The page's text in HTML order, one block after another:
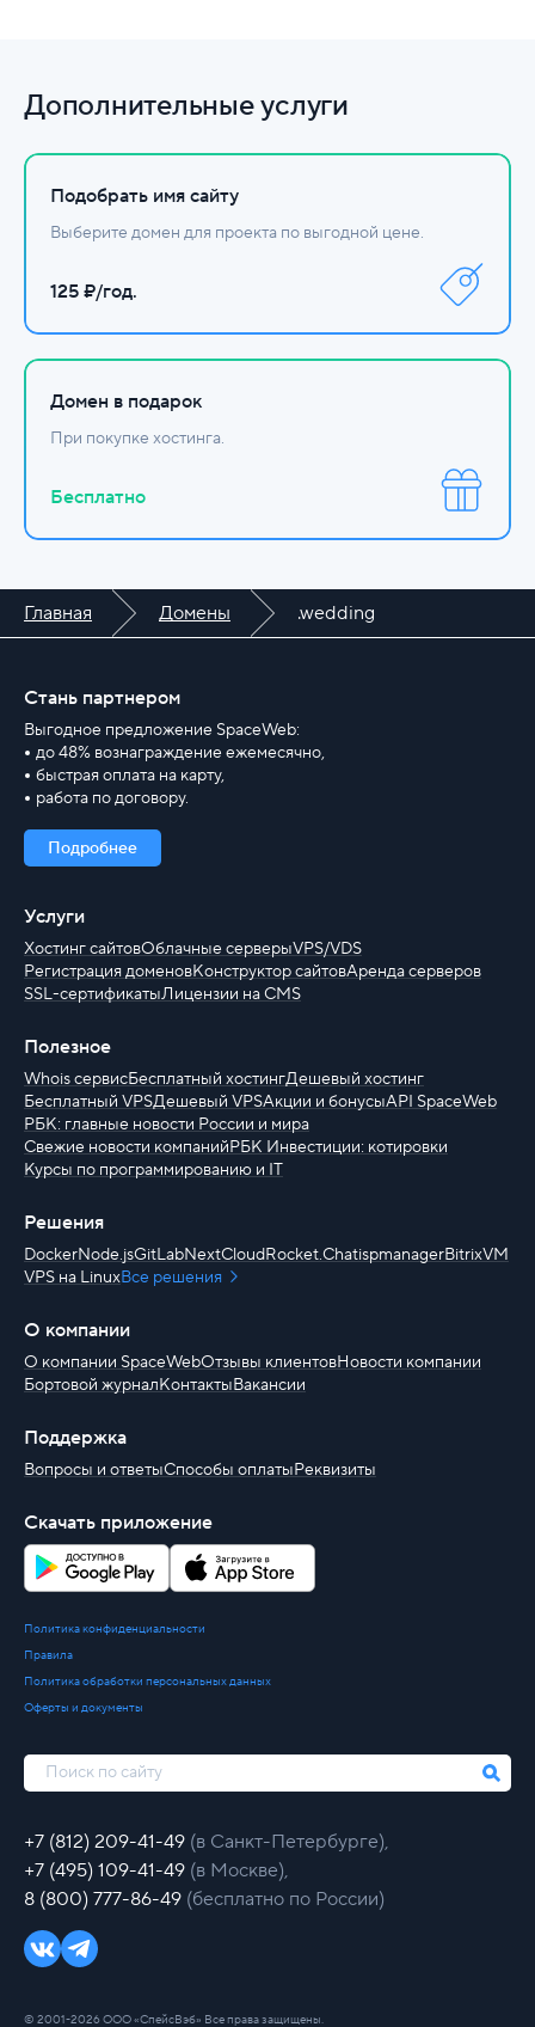
Настройте DNS.
Дополнительные услуги
Подобрать имя сайту
Выберите домен для проекта по выгодной цене.
125 ₽/год.
Домен в подарок
При покупке хостинга.
Бесплатно
Главная Домены .wedding
Стань партнером
Выгодное предложение SpaceWeb:
до 48% вознаграждение ежемесячно,
быстрая оплата на карту,
работа по договору.
Подробнее
Услуги
Хостинг сайтовОблачные серверыVPS/VDS
Регистрация доменовКонструктор сайтовАренда серверов
SSL-сертификатыЛицензии на CMS
Полезное
Whois сервисБесплатный хостингДешевый хостинг
Бесплатный VPSДешевый VPSАкции и бонусыAPI SpaceWeb
РБК: главные новости России и мира
Свежие новости компанийРБК Инвестиции: котировки
Курсы по программированию и IT
Решения
DockerNode.jsGitLabNextCloudRocket.ChatispmanagerBitrixVM
VPS на LinuxВсе решения
О компании
О компании SpaceWebОтзывы клиентовНовости компании
Бортовой журналКонтактыВакансии
Поддержка
Вопросы и ответыСпособы оплатыРеквизиты
Скачать приложение
Политика конфиденциальности
Правила
Политика обработки персональных данных
Оферты и документы
+7 (812) 209-41-49 (в Санкт-Петербурге),
+7 (495) 109-41-49 (в Москве),
8 (800) 777-86-49 (бесплатно по России)
© 2001-2026 ООО «СпейсВэб» Все права защищены.